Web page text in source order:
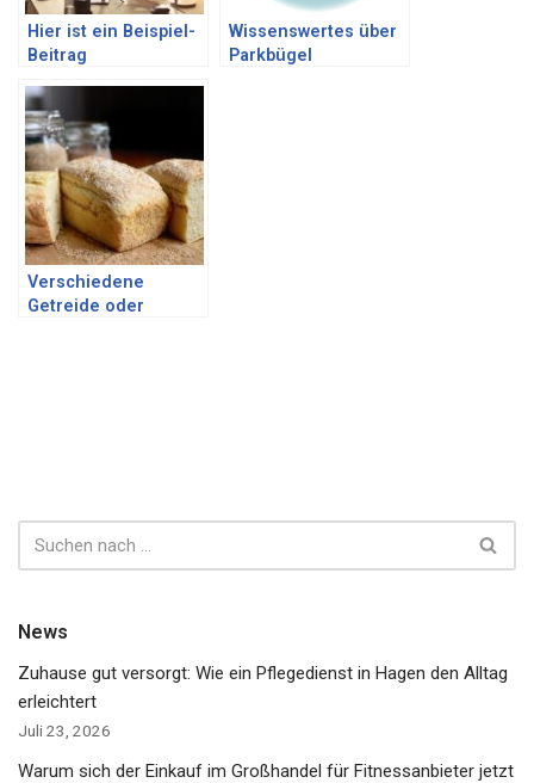
Hier ist ein Beispiel-
Beitrag
Wissenswertes über
Parkbügel
Verschiedene
Getreide oder
News
Zuhause gut versorgt: Wie ein Pflegedienst in Hagen den Alltag
erleichtert
Juli 23, 2026
Warum sich der Einkauf im Großhandel für Fitnessanbieter jetzt